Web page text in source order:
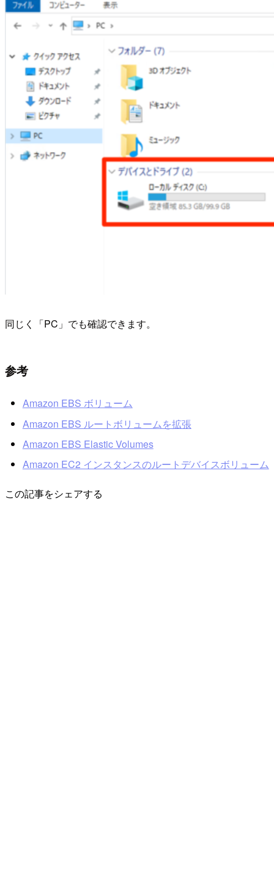
同じく「PC」でも確認できます。
参考
Amazon EBS ボリューム
Amazon EBS ルートボリュームを拡張
Amazon EBS Elastic Volumes
Amazon EC2 インスタンスのルートデバイスボリューム
この記事をシェアする